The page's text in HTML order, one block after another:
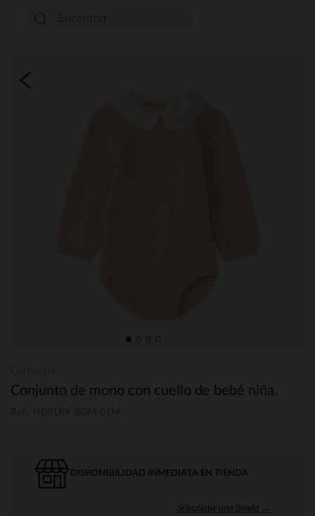
Conjunto de mono con cuello de bebé niña.
DISPONIBILIDAD INMEDIATA EN TIENDA
Seleccione una tienda →